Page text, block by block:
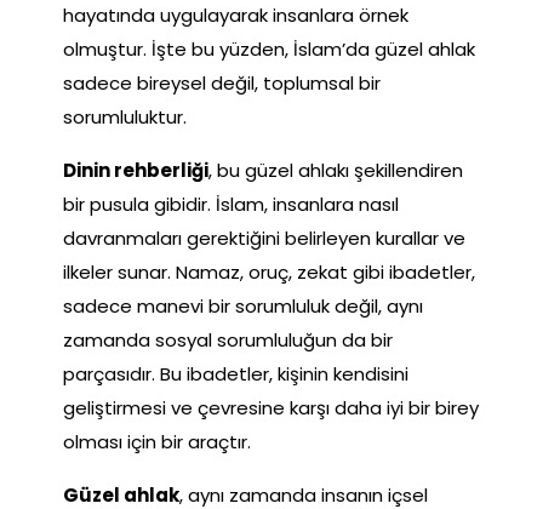
hayatında uygulayarak insanlara örnek
olmuştur. İşte bu yüzden, İslam’da güzel ahlak
sadece bireysel değil, toplumsal bir
sorumluluktur.
Dinin rehberliği, bu güzel ahlakı şekillendiren
bir pusula gibidir. İslam, insanlara nasıl
davranmaları gerektiğini belirleyen kurallar ve
ilkeler sunar. Namaz, oruç, zekat gibi ibadetler,
sadece manevi bir sorumluluk değil, aynı
zamanda sosyal sorumluluğun da bir
parçasıdır. Bu ibadetler, kişinin kendisini
geliştirmesi ve çevresine karşı daha iyi bir birey
olması için bir araçtır.
Güzel ahlak, aynı zamanda insanın içsel